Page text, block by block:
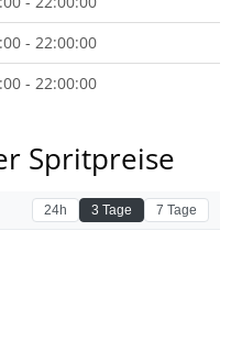
- 22:00:00
- 22:00:00
Spritpreise